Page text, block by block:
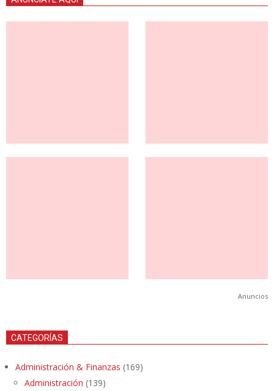
Anuncios
CATEGORÍAS
Administración & Finanzas (169)
Administración (139)